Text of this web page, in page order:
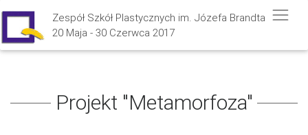
Zespół Szkół Plastycznych im. Józefa Brandta
20 Maja - 30 Czerwca 2017
Projekt "Metamorfoza"